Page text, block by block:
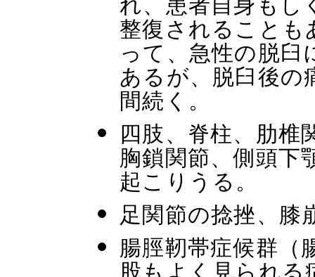
整復されること
って、急性の脱臼
あるが、脱臼後の
間続く。
四肢、脊柱、肋椎
胸鎖関節、側頭下
起こりうる。
足関節の捻挫、
腸脛靭帯症候群（
股もよく見られ